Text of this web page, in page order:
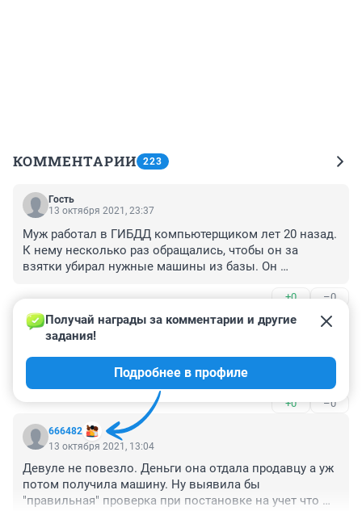
КОММЕНТАРИИ 223
Гость
13 октября 2021, 23:37
Муж работал в ГИБДД компьютерщиком лет 20 назад.
К нему несколько раз обращались, чтобы он за
взятки убирал нужные машины из базы. Он
так и могло всё случиться. Её действительно на
момент оформления могло не быть в базе. Точнее, на
время могла быть отключена.
+0 –0
Гость
13 октября 2021, 19:26
Ну если в ГИБДД проворонили и они виноваты то
пусть ГИБДД и возвращает ей деньги её ущерб.
+0 –0
666482
Получай награды за комментарии и другие
задания!
Подробнее в профиле
13 октября 2021, 13:04
Девуле не повезло. Деньги она отдала продавцу а уж
потом получила машину. Ну выявила бы
"правильная" проверка при постановке на учет что